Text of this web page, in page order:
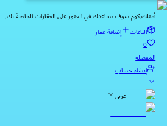
أمتلك.كوم سوف تساعدك في العثور على العقارات الخاصة بك.
الباقات
إضافة عقار
0
المفضلة
إنشاء حساب
عربي